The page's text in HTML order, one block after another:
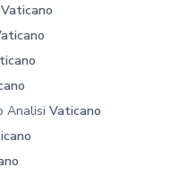
Vaticano
Analisi Vaticano